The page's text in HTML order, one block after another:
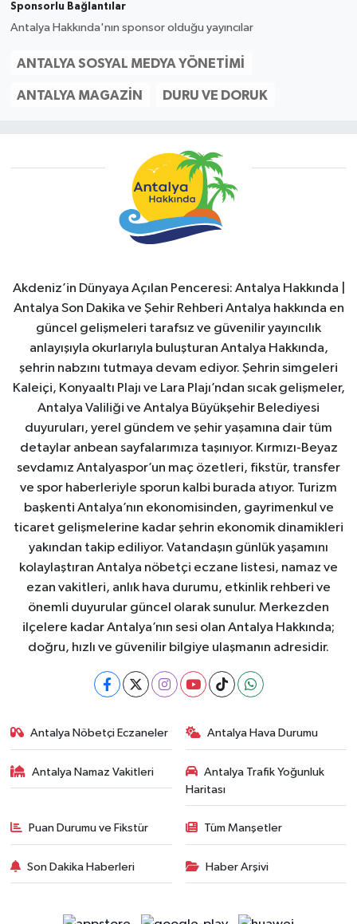
Sponsorlu Bağlantılar
Antalya Hakkında'nın sponsor olduğu yayıncılar
ANTALYA SOSYAL MEDYA YÖNETIMI
ANTALYA MAGAZIN DURU VE DORUK
Akdeniz’in Dünyaya Açılan Penceresi: Antalya Hakkında |
Antalya Son Dakika ve Şehir Rehberi Antalya hakkında en
güncel gelişmeleri tarafsız ve güvenilir yayıncılık
anlayışıyla okurlarıyla buluşturan Antalya Hakkında,
şehrin nabzını tutmaya devam ediyor. Şehrin simgeleri
Kaleiçi, Konyaaltı Plajı ve Lara Plajı’ndan sıcak gelişmeler,
Antalya Valiliği ve Antalya Büyükşehir Belediyesi
duyuruları, yerel gündem ve şehir yaşamına dair tüm
detaylar anbean sayfalarımıza taşınıyor. Kırmızı-Beyaz
sevdamız Antalyaspor’un maç özetleri, fikstür, transfer
ve spor haberleriyle sporun kalbi burada atıyor. Turizm
başkenti Antalya’nın ekonomisinden, gayrimenkul ve
ticaret gelişmelerine kadar şehrin ekonomik dinamikleri
yakından takip ediliyor. Vatandaşın günlük yaşamını
kolaylaştıran Antalya nöbetçi eczane listesi, namaz ve
ezan vakitleri, anlık hava durumu, etkinlik rehberi ve
önemli duyurular güncel olarak sunulur. Merkezden
ilçelere kadar Antalya’nın sesi olan Antalya Hakkında;
doğru, hızlı ve güvenilir bilgiye ulaşmanın adresidir.
Antalya Nöbetçi Eczaneler Antalya Hava Durumu
Antalya Namaz Vakitleri
Antalya Trafik Yoğunluk
Haritası
Puan Durumu ve Fikstür Tüm Manşetler
Son Dakika Haberleri Haber Arşivi